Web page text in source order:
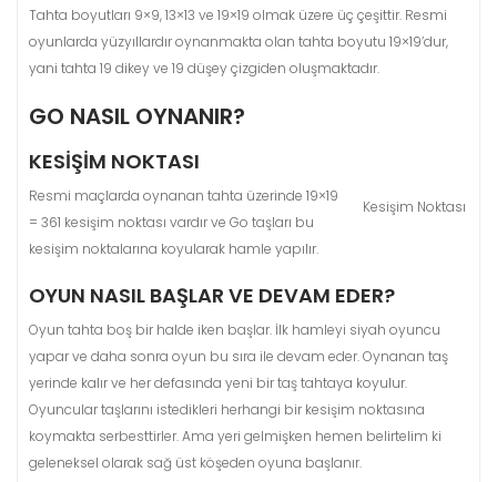
Tahta boyutları 9×9, 13×13 ve 19×19 olmak üzere üç çeşittir. Resmi
oyunlarda yüzyıllardır oynanmakta olan tahta boyutu 19×19’dur,
yani tahta 19 dikey ve 19 düşey çizgiden oluşmaktadır.
GO NASIL OYNANIR?
KESIŞIM NOKTASI
Kesişim Noktası
Resmi maçlarda oynanan tahta üzerinde 19×19
= 361 kesişim noktası vardır ve Go taşları bu
kesişim noktalarına koyularak hamle yapılır.
OYUN NASIL BAŞLAR VE DEVAM EDER?
Oyun tahta boş bir halde iken başlar. İlk hamleyi siyah oyuncu
yapar ve daha sonra oyun bu sıra ile devam eder. Oynanan taş
yerinde kalır ve her defasında yeni bir taş tahtaya koyulur.
Oyuncular taşlarını istedikleri herhangi bir kesişim noktasına
koymakta serbesttirler. Ama yeri gelmişken hemen belirtelim ki
geleneksel olarak sağ üst köşeden oyuna başlanır.